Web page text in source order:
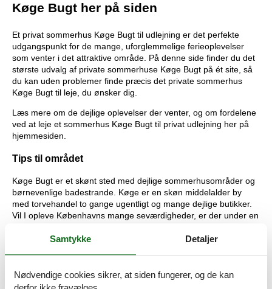
Køge Bugt her på siden
Et privat sommerhus Køge Bugt til udlejning er det perfekte
udgangspunkt for de mange, uforglemmelige ferieoplevelser
som venter i det attraktive område. På denne side finder du det
største udvalg af private sommerhuse Køge Bugt på ét site, så
du kan uden problemer finde præcis det private sommerhus
Køge Bugt til leje, du ønsker dig.
Læs mere om de dejlige oplevelser der venter, og om fordelene
ved at leje et sommerhus Køge Bugt til privat udlejning her på
hjemmesiden.
Tips til området
Køge Bugt er et skønt sted med dejlige sommerhusområder og
børnevenlige badestrande. Køge er en skøn middelalder by
med torvehandel to gange ugentligt og mange dejlige butikker.
Vil I opleve Københavns mange seværdigheder, er der under en
De fleste sommerhus ved Køge Bugt ligger i det naturskønne
Strøby Egede, hvor der kun er et stensmutslag til vandet.
Stranden her er børnevenlig med godt badevand. Holder I ferie
her, behøver I ingen bil. På cykel kommer I hurtigt til Køge, hvor
Samtykke Detaljer
Nødvendige cookies sikrer, at siden fungerer, og de kan